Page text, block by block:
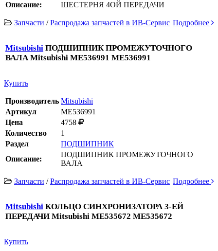
Описание:
ШЕСТЕРНЯ 4ОЙ ПЕРЕДАЧИ
Запчасти /Распродажа запчастей в ИВ-Сервис Подробнее
Mitsubishi ПОДШИПНИК ПРОМЕЖУТОЧНОГО
ВАЛА Mitsubishi ME536991 ME536991
Купить
Производитель Mitsubishi
Артикул
ME536991
Цена
4758
Количество
1
Раздел
ПОДШИПНИК
Описание:
ПОДШИПНИК ПРОМЕЖУТОЧНОГО
ВАЛА
Запчасти /Распродажа запчастей в ИВ-Сервис Подробнее
Mitsubishi КОЛЬЦО СИНХРОНИЗАТОРА 3-ЕЙ
ПЕРЕДАЧИ Mitsubishi ME535672 ME535672
Купить